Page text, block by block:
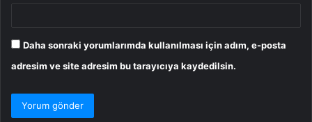
Daha sonraki yorumlarımda kullanılması için adım, e-posta
adresim ve site adresim bu tarayıcıya kaydedilsin.